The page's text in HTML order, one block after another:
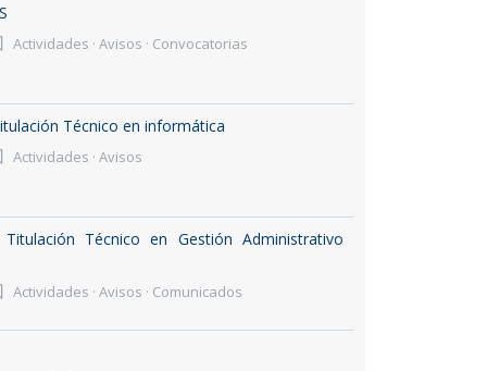
Actividades · Avisos · Convocatorias
Técnico en informática
Actividades · Avisos
Técnico en Gestión Administrativo
Actividades · Avisos · Comunicados